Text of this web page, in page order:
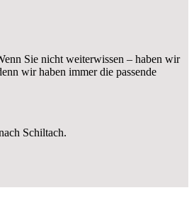
Sie nicht weiterwissen – haben wir
wir haben immer die passende
Schiltach.